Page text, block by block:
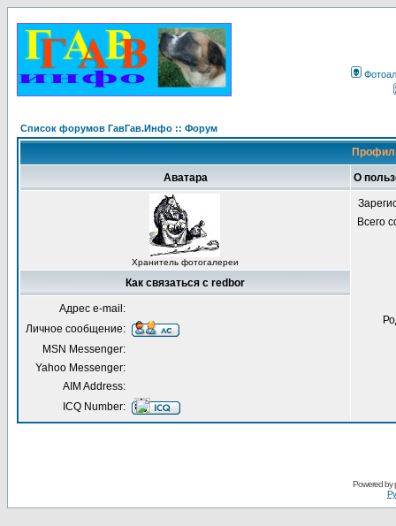
Список форумов ГавГав.Инфо :: Форум
Аватара О
Хранитель фотогалереи
Всего
Как связаться с redbor
Адрес e-mail:
Личное сообщение:
MSN Messenger:
Yahoo Messenger:
AIM Address:
ICQ Number:
Powered by